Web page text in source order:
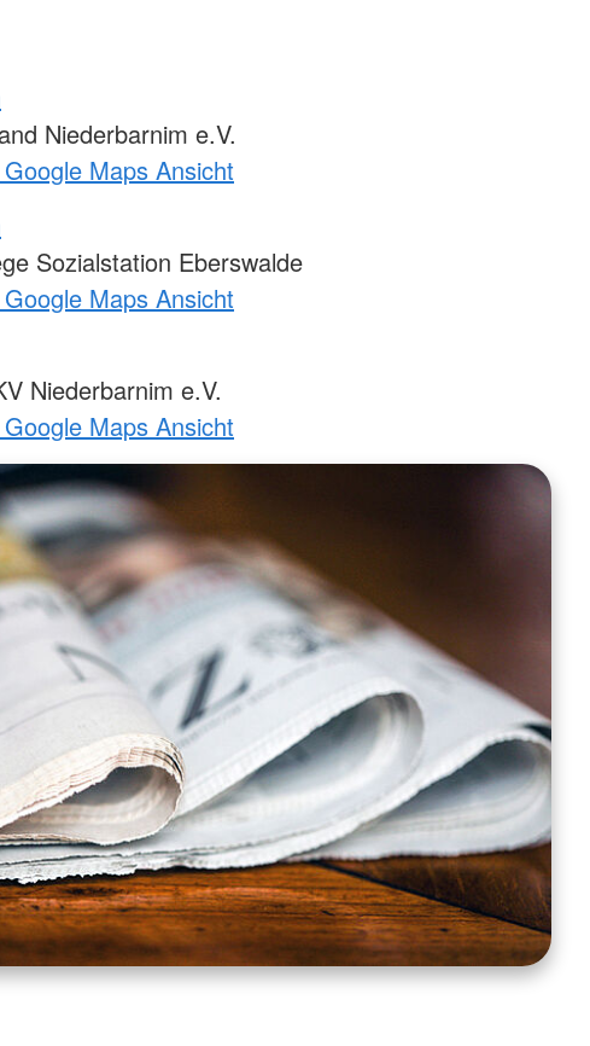
Niederbarnim e.V.
Maps Ansicht
Sozialstation Eberswalde
Maps Ansicht
Niederbarnim e.V.
Maps Ansicht